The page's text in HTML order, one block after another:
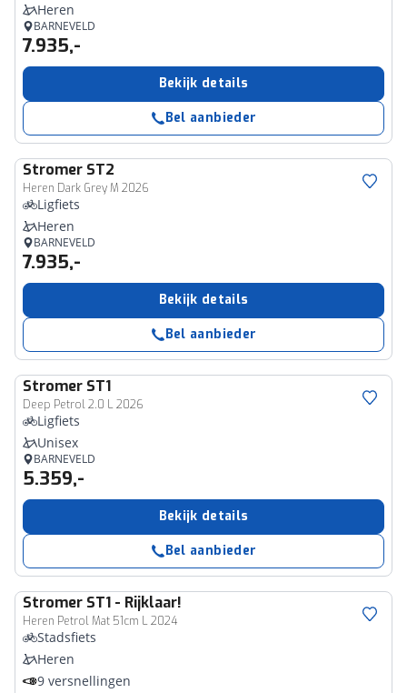
Heren
BARNEVELD
7.935,-
Bekijk details
Bel aanbieder
Stromer ST2
Heren Dark Grey M 2026
Ligfiets
Heren
BARNEVELD
7.935,-
Bekijk details
Bel aanbieder
Stromer ST1
Deep Petrol 2.0 L 2026
Ligfiets
Unisex
BARNEVELD
5.359,-
Bekijk details
Bel aanbieder
Stromer ST1 - Rijklaar!
Heren Petrol Mat 51cm L 2024
Stadsfiets
Heren
9 versnellingen